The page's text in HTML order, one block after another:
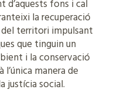
fons i cal
la recuperació
territori impulsant
que tinguin un
i la conservació
manera de
justícia social.